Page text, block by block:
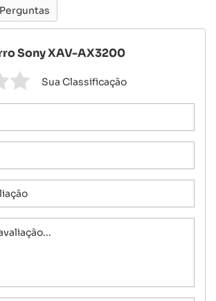
Perguntas
Sony XAV-AX3200
Sua Classificação